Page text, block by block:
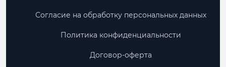
Согласие на обработку персональных данных
Политика конфиденциальности
Договор-оферта